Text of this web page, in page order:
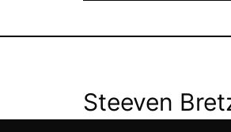
Steeven